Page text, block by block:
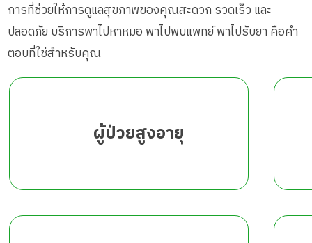
การที่ช่วยให้การดูแลสุขภาพของคุณสะดวก รวดเร็ว และ
ปลอดภัย บริการพาไปหาหมอ พาไปพบแพทย์ พาไปรับยา คือคำ
ตอบที่ใช่สำหรับคุณ
ผู้ป่วยสูงอายุ